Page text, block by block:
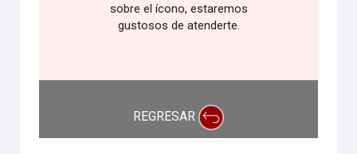
sobre el ícono, estaremos
gustosos de atenderte.
REGRESAR